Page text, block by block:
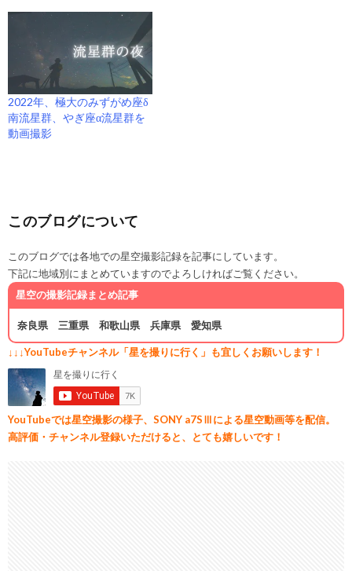
2022年、極大のみずがめ座δ
南流星群、やぎ座α流星群を
動画撮影
このブログについて
このブログでは各地での星空撮影記録を記事にしています。
下記に地域別にまとめていますのでよろしければご覧ください。
星空の撮影記録まとめ記事
奈良県 三重県 和歌山県 兵庫県 愛知県
↓↓↓YouTubeチャンネル「星を撮りに行く」も宜しくお願いします！
YouTubeでは星空撮影の様子、SONY a7SⅢによる星空動画等を配信。
高評価・チャンネル登録いただけると、とても嬉しいです！